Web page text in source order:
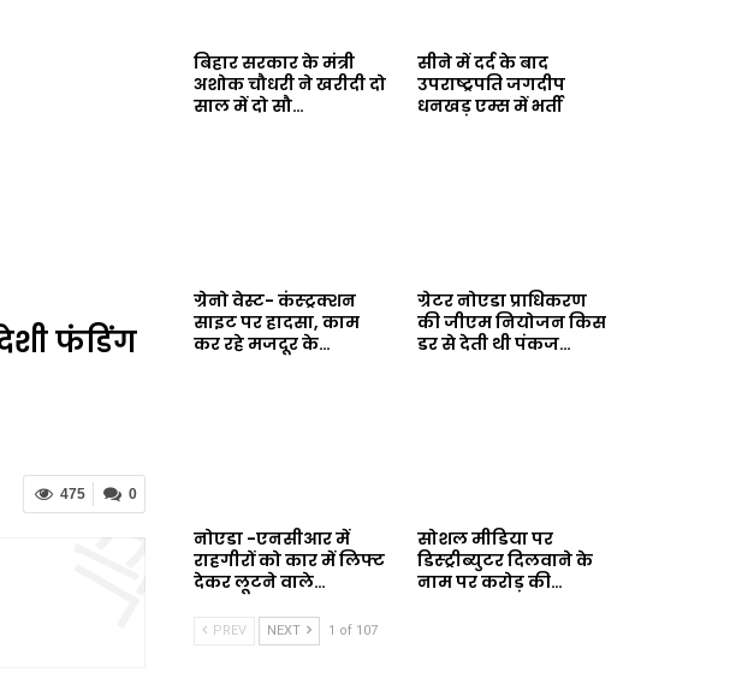
फंडिंग
0
475
बिहार सरकार के मंत्री
अशोक चौधरी ने खरीदी दो
साल में दो सौ…
सीने में दर्द के बाद
उपराष्ट्रपति जगदीप
धनखड़ एम्स में भर्ती
ग्रेनो वेस्ट- कंस्ट्रक्शन
साइट पर हादसा, काम
कर रहे मजदूर के…
ग्रेटर नोएडा प्राधिकरण
की जीएम नियोजन किस
डर से देती थी पंकज…
नोएडा -एनसीआर में
राहगीरों को कार में लिफ्ट
देकर लूटने वाले…
सोशल मीडिया पर
डिस्ट्रीब्युटर दिलवाने के
नाम पर करोड़ की…
PREV NEXT 1 of 107